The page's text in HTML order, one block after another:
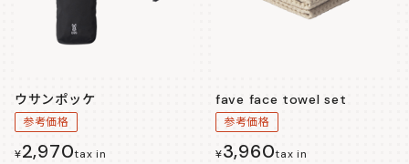
ウサンポッケ
参考価格
¥2,970tax in
fave face towel set
参考価格
¥3,960tax in